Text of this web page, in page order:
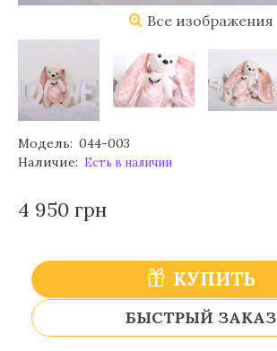
Все изображения
Модель: 044-003
Наличие: Есть в наличии
4 950 грн
КУПИТЬ
БЫСТРЫЙ ЗАКАЗ